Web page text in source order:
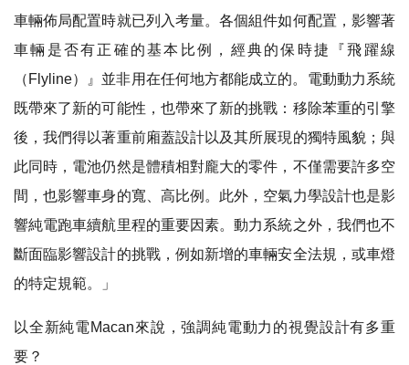
車輛佈局配置時就已列入考量。各個組件如何配置，影響著
車輛是否有正確的基本比例，經典的保時捷『飛躍線
（Flyline）』並非用在任何地方都能成立的。電動動力系統
既帶來了新的可能性，也帶來了新的挑戰：移除苯重的引擎
後，我們得以著重前廂蓋設計以及其所展現的獨特風貌；與
此同時，電池仍然是體積相對龐大的零件，不僅需要許多空
間，也影響車身的寬、高比例。此外，空氣力學設計也是影
響純電跑車續航里程的重要因素。動力系統之外，我們也不
斷面臨影響設計的挑戰，例如新增的車輛安全法規，或車燈
的特定規範。」
以全新純電Macan來說，強調純電動力的視覺設計有多重
要？